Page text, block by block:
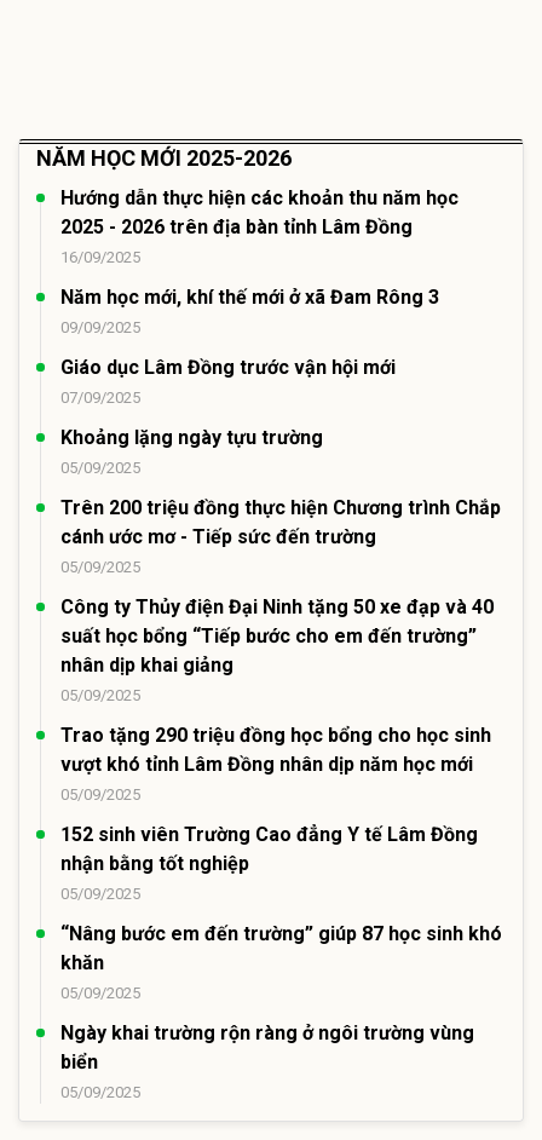
NĂM HỌC MỚI 2025-2026
Hướng dẫn thực hiện các khoản thu năm học
2025 - 2026 trên địa bàn tỉnh Lâm Đồng
16/09/2025
Năm học mới, khí thế mới ở xã Đam Rông 3
09/09/2025
Giáo dục Lâm Đồng trước vận hội mới
07/09/2025
Khoảng lặng ngày tựu trường
05/09/2025
Trên 200 triệu đồng thực hiện Chương trình Chắp
cánh ước mơ - Tiếp sức đến trường
05/09/2025
Công ty Thủy điện Đại Ninh tặng 50 xe đạp và 40
suất học bổng “Tiếp bước cho em đến trường”
nhân dịp khai giảng
05/09/2025
Trao tặng 290 triệu đồng học bổng cho học sinh
vượt khó tỉnh Lâm Đồng nhân dịp năm học mới
05/09/2025
152 sinh viên Trường Cao đẳng Y tế Lâm Đồng
nhận bằng tốt nghiệp
05/09/2025
“Nâng bước em đến trường” giúp 87 học sinh khó
khăn
05/09/2025
Ngày khai trường rộn ràng ở ngôi trường vùng
biển
05/09/2025